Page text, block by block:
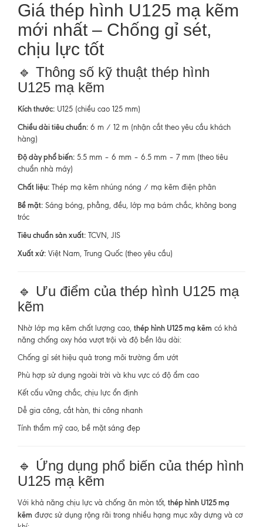
Giá thép hình U125 mạ kẽm
mới nhất – Chống gỉ sét,
chịu lực tốt
🔹 Thông số kỹ thuật thép hình
U125 mạ kẽm
Kích thước: U125 (chiều cao 125 mm)
Chiều dài tiêu chuẩn: 6 m / 12 m (nhận cắt theo yêu cầu khách
hàng)
Độ dày phổ biến: 5.5 mm – 6 mm – 6.5 mm – 7 mm (theo tiêu
chuẩn nhà máy)
Chất liệu: Thép mạ kẽm nhúng nóng / mạ kẽm điện phân
Bề mặt: Sáng bóng, phẳng, đều, lớp mạ bám chắc, không bong
tróc
Tiêu chuẩn sản xuất: TCVN, JIS
Xuất xứ: Việt Nam, Trung Quốc (theo yêu cầu)
🔹 Ưu điểm của thép hình U125 mạ
kẽm
Nhờ lớp mạ kẽm chất lượng cao, thép hình U125 mạ kẽm có khả
năng chống oxy hóa vượt trội và độ bền lâu dài:
Chống gỉ sét hiệu quả trong môi trường ẩm ướt
Phù hợp sử dụng ngoài trời và khu vực có độ ẩm cao
Kết cấu vững chắc, chịu lực ổn định
Dễ gia công, cắt hàn, thi công nhanh
Tính thẩm mỹ cao, bề mặt sáng đẹp
🔹 Ứng dụng phổ biến của thép hình
U125 mạ kẽm
Với khả năng chịu lực và chống ăn mòn tốt, thép hình U125 mạ
kẽm được sử dụng rộng rãi trong nhiều hạng mục xây dựng và cơ